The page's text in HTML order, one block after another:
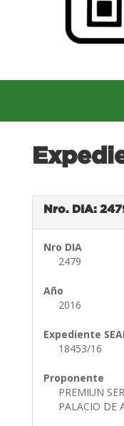
Nro. DIA:
Nro DIA
2479
Año
2016
Expediente
18453/16
Proponente
PREMIUN
PALACIO DE